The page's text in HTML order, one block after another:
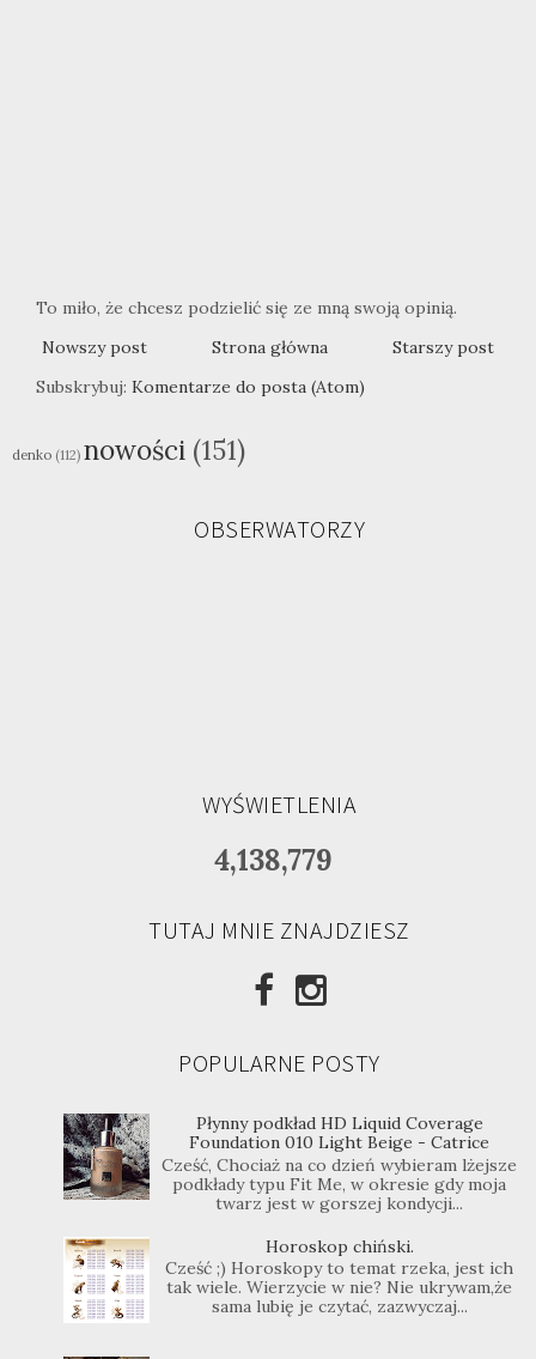
To miło, że chcesz podzielić się ze mną swoją opinią.
Nowszy post
Starszy post
Strona główna
Subskrybuj: Komentarze do posta (Atom)
denko (112) nowości (151)
OBSERWATORZY
WYŚWIETLENIA
4,138,779
TUTAJ MNIE ZNAJDZIESZ
POPULARNE POSTY
Płynny podkład HD Liquid Coverage
Foundation 010 Light Beige - Catrice
Cześć, Chociaż na co dzień wybieram lżejsze
podkłady typu Fit Me, w okresie gdy moja
twarz jest w gorszej kondycji...
Horoskop chiński.
Cześć ;) Horoskopy to temat rzeka, jest ich
tak wiele. Wierzycie w nie? Nie ukrywam,że
sama lubię je czytać, zazwyczaj...